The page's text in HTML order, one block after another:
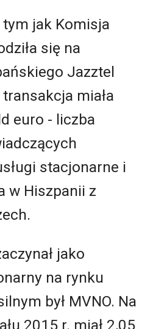
jak Komisja
się na
Jazztel
miała
euro - liczba
stacjonarne i
w Hiszpanii z
jako
na rynku
był MVNO. Na
2015 r. miał 2,05